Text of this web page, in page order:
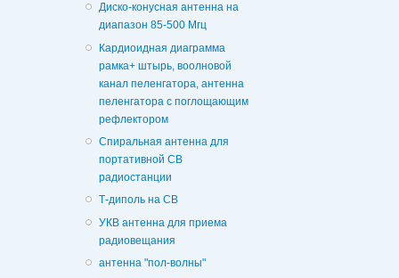
Диско-конусная антенна на
диапазон 85-500 Мгц
Кардиоидная диаграмма
рамка+ штырь, воолновой
канал пеленгатора, антенна
пеленгатора с поглощающим
рефлектором
Спиральная антенна для
портативной CB
радиостанции
Т-диполь на СВ
УКВ антенна для приема
радиовещания
антенна "пол-волны"